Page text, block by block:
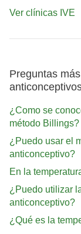
Ver clínicas IVE
Preguntas
¿Como se
método Billings?
¿Puedo usar el
anticonceptivo?
En la
¿Puedo utilizar
anticonceptivo?
¿Qué es la